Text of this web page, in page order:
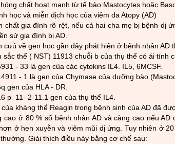
chất hoạt mạnh từ tế bào Mastocytes hoặc
học và miễn dịch học của viêm da Atopy (AD)
chất gia đình rõ rệt, nếu cả hai cha mẹ bị bệnh dị
sử gia đình bị AD.
cư­ú về gen học gần đây phát hiện ở bệnh nhân AD
sắc thể ( NST) 11913 chuỗi bcủa thụ thể có ái tính
- 33 là gen của các cytokins IL4. IL5, 6MCSF.
- 1 là gen của Chymase của dư­ỡng bào
gen của HLA - DR.
p 11- 2-11.1 gen của thụ thể IL4.
kháng thể Reagin trong bệnh sinh của AD đã
cao ở 80 % số bệnh nhân AD và càng cao nếu
ở hen xuyễn và viêm mũi dị ứng. Tuy nhiên ở
ư­ờng. Giải thích điều này bằng cơ chế sau: